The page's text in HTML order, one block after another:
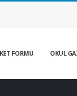
FORMU OKUL